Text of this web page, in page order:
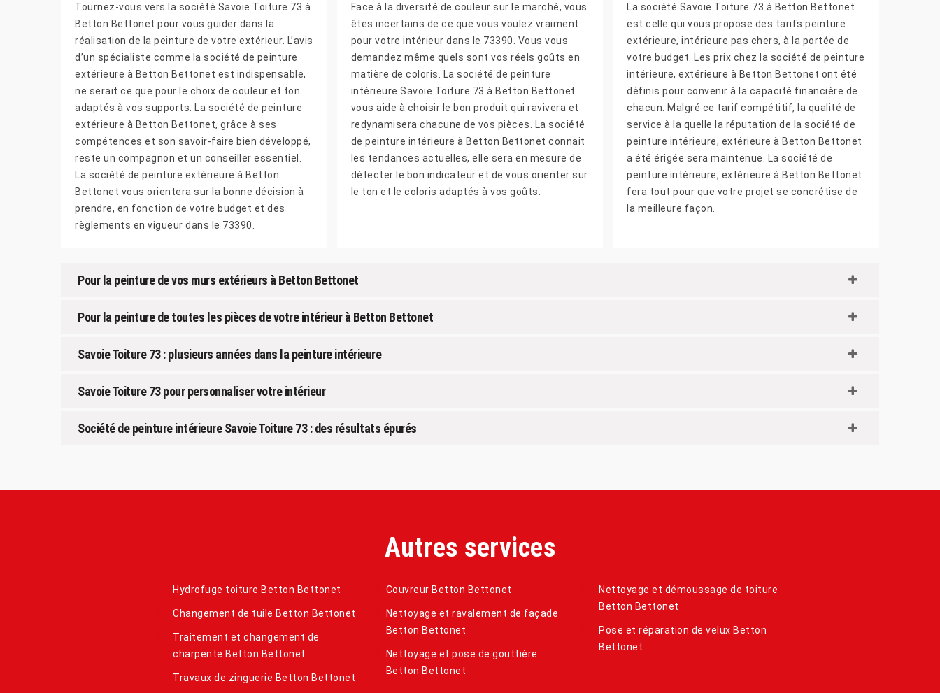
Tournez-vous vers la société Savoie Toiture 73 à
Betton Bettonet pour vous guider dans la
réalisation de la peinture de votre extérieur. L’avis
d’un spécialiste comme la société de peinture
extérieure à Betton Bettonet est indispensable,
ne serait ce que pour le choix de couleur et ton
adaptés à vos supports. La société de peinture
extérieure à Betton Bettonet, grâce à ses
compétences et son savoir-faire bien développé,
reste un compagnon et un conseiller essentiel.
La société de peinture extérieure à Betton
Bettonet vous orientera sur la bonne décision à
prendre, en fonction de votre budget et des
règlements en vigueur dans le 73390.
Face à la diversité de couleur sur le marché, vous
êtes incertains de ce que vous voulez vraiment
pour votre intérieur dans le 73390. Vous vous
demandez même quels sont vos réels goûts en
matière de coloris. La société de peinture
intérieure Savoie Toiture 73 à Betton Bettonet
vous aide à choisir le bon produit qui ravivera et
redynamisera chacune de vos pièces. La société
de peinture intérieure à Betton Bettonet connait
les tendances actuelles, elle sera en mesure de
détecter le bon indicateur et de vous orienter sur
le ton et le coloris adaptés à vos goûts.
La société Savoie Toiture 73 à Betton Bettonet
est celle qui vous propose des tarifs peinture
extérieure, intérieure pas chers, à la portée de
votre budget. Les prix chez la société de peinture
intérieure, extérieure à Betton Bettonet ont été
définis pour convenir à la capacité financière de
chacun. Malgré ce tarif compétitif, la qualité de
service à la quelle la réputation de la société de
peinture intérieure, extérieure à Betton Bettonet
a été érigée sera maintenue. La société de
peinture intérieure, extérieure à Betton Bettonet
fera tout pour que votre projet se concrétise de
la meilleure façon.
Pour la peinture de vos murs extérieurs à Betton Bettonet
Pour la peinture de toutes les pièces de votre intérieur à Betton Bettonet
Savoie Toiture 73 : plusieurs années dans la peinture intérieure
Savoie Toiture 73 pour personnaliser votre intérieur
Société de peinture intérieure Savoie Toiture 73 : des résultats épurés
Autres services
Hydrofuge toiture Betton Bettonet
Changement de tuile Betton Bettonet
Traitement et changement de
charpente Betton Bettonet
Travaux de zinguerie Betton Bettonet
Couvreur Betton Bettonet
Nettoyage et ravalement de façade
Betton Bettonet
Nettoyage et pose de gouttière
Betton Bettonet
Nettoyage et démoussage de toiture
Betton Bettonet
Pose et réparation de velux Betton
Bettonet